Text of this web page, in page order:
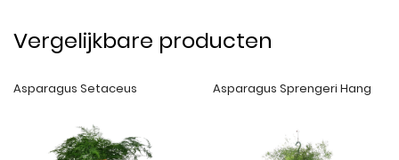
Vergelijkbare producten
Asparagus Setaceus Asparagus Sprengeri Hang